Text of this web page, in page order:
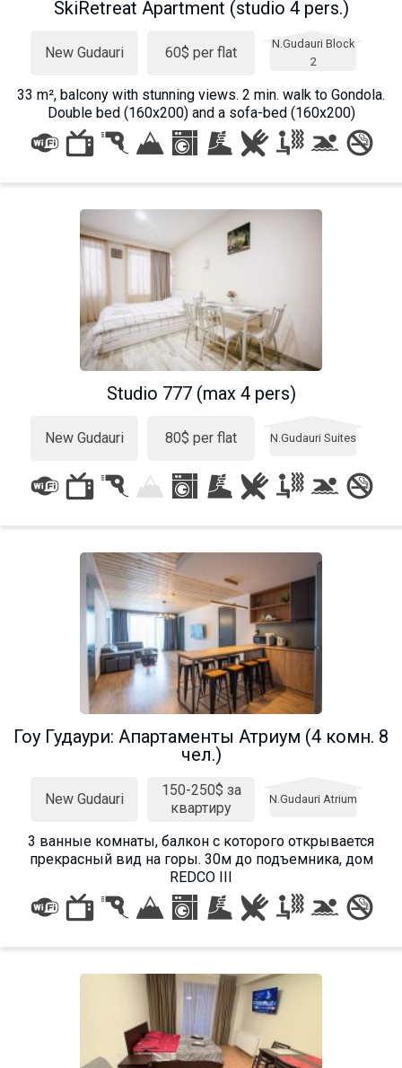
SkiRetreat Apartment (studio 4 pers.)
New Gudauri 60$ per flat
N.Gudauri Block
2
33 m², balcony with stunning views. 2 min. walk to Gondola.
Double bed (160x200) and a sofa-bed (160x200)
Studio 777 (max 4 pers)
New Gudauri 80$ per flat N.Gudauri Suites
Гоу Гудаури: Апартаменты Атриум (4 комн. 8
чел.)
New Gudauri
150-250$ за
квартиру
N.Gudauri Atrium
3 ванные комнаты, балкон с которого открывается
прекрасный вид на горы. 30м до подъемника, дом
REDCO III